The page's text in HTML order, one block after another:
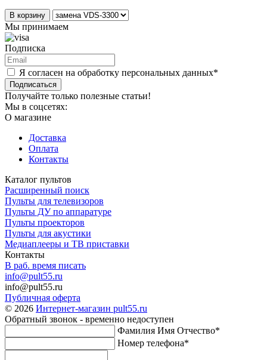
В корзину
Мы принимаем
Подписка
Я согласен на обработку персональных данных*
Подписаться
Получайте только полезные статьи!
Мы в соцсетях:
О магазине
Доставка
Оплата
Контакты
Каталог пультов
Расширенный поиск
Пульты для телевизоров
Пульты ДУ по аппаратуре
Пульты проекторов
Пульты для акустики
Медиаплееры и ТВ приставки
Контакты
В раб. время писать
info@pult55.ru
info@pult55.ru
Публичная оферта
© 2026 Интернет-магазин pult55.ru
Обратный звонок - временно недоступен
Фамилия Имя Отчество*
Номер телефона*